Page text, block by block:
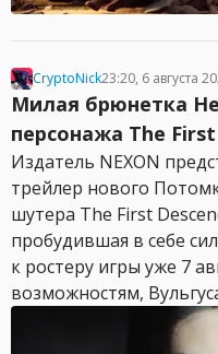
CryptoNick23:20, 6 августа
Милая брюнетка
персонажа The
Издатель NEXON
трейлер нового
шутера The First
пробудившая в себе
к ростеру игры уже 7
возможностям,